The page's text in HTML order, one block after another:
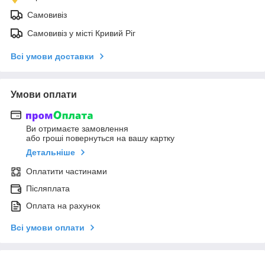
Самовивіз
Самовивіз у місті Кривий Ріг
Всі умови доставки
Умови оплати
Ви отримаєте замовлення
або гроші повернуться на вашу картку
Детальніше
Оплатити частинами
Післяплата
Оплата на рахунок
Всі умови оплати